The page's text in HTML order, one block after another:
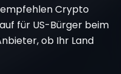
Crypto
für US-Bürger beim
ob Ihr Land